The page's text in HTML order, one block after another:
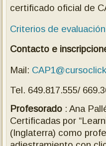
certificado oficial de
Criterios de
Contacto e
Mail:
Tel. 649.817.555/
Profesorado : Ana
Certificadas por
(Inglaterra) como